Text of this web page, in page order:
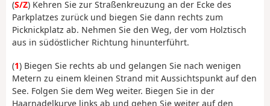
(S/Z) Kehren Sie zur Straßenkreuzung an der Ecke des
Parkplatzes zurück und biegen Sie dann rechts zum
Picknickplatz ab. Nehmen Sie den Weg, der vom Holztisch
aus in südöstlicher Richtung hinunterführt.
(1) Biegen Sie rechts ab und gelangen Sie nach wenigen
Metern zu einem kleinen Strand mit Aussichtspunkt auf den
See. Folgen Sie dem Weg weiter. Biegen Sie in der
Haarnadelkurve links ab und gehen Sie weiter auf den